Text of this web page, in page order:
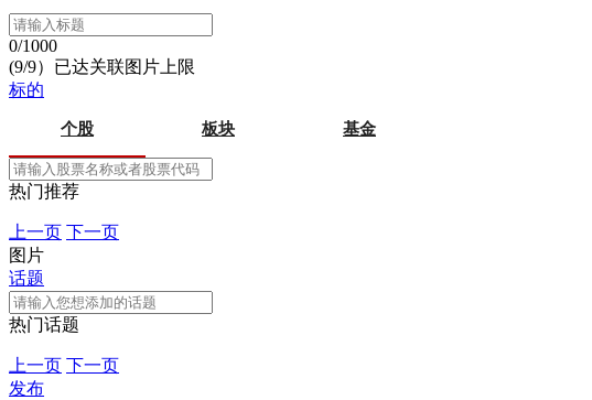
0/1000
(9/9）已达关联图片上限
标的
个股 板块 基金
热门推荐
上一页 下一页
图片
话题
热门话题
上一页 下一页
发布